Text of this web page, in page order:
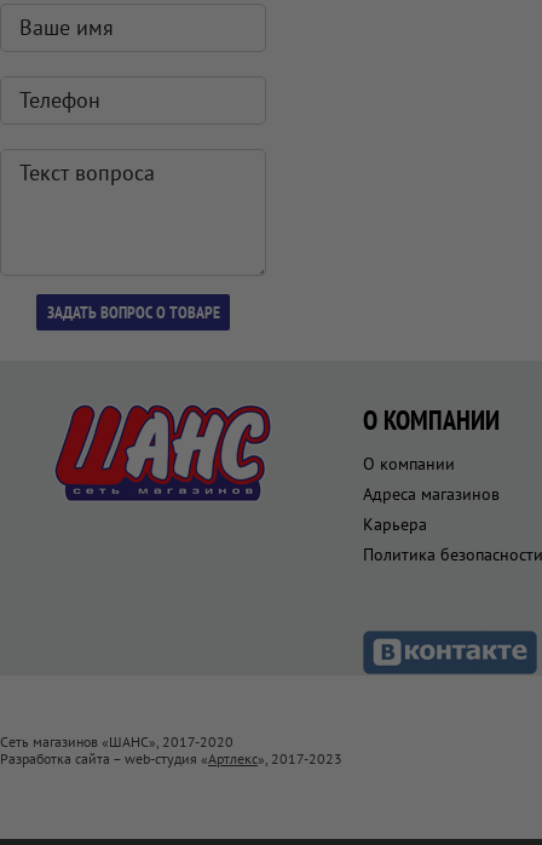
О КОМПАНИИ
О компании
Адреса магазинов
Карьера
Политика безопасности
Сеть магазинов «ШАНС», 2017-2020
Разработка сайта – web-студия «Артлекс», 2017-2023